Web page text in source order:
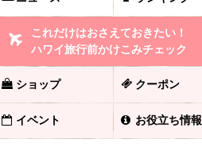
これだけはおさえておきたい！
ハワイ旅行前かけこみチェック
ショップ クーポン
イベント お役立ち情報